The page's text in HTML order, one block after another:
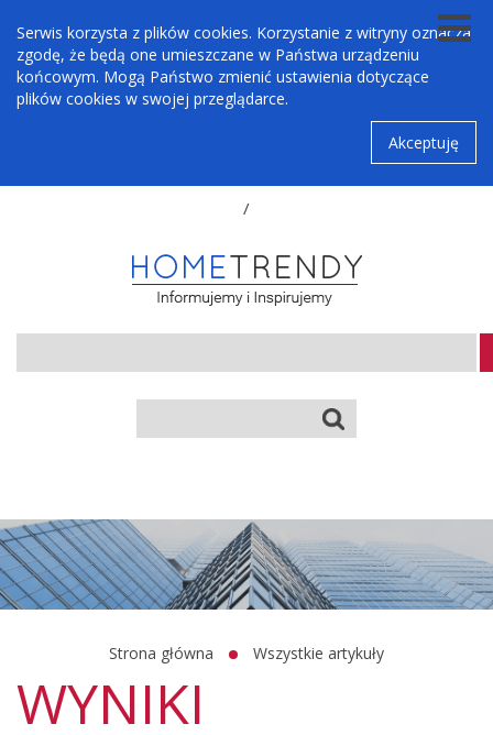
Serwis korzysta z plików cookies. Korzystanie z witryny oznacza
zgodę, że będą one umieszczane w Państwa urządzeniu
końcowym. Mogą Państwo zmienić ustawienia dotyczące
plików cookies w swojej przeglądarce.
Akceptuję
/
Strona główna Wszystkie artykuły
WYNIKI